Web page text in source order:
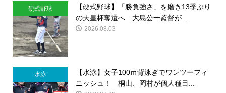
硬式野球
【硬式野球】「勝負強さ」を磨き13季ぶり
の天皇杯奪還へ 大島公一監督が...
2026.08.03
水泳
【水泳】女子100ｍ背泳ぎでワンツーフィ
ニッシュ！ 桐山、岡村が個人種目...